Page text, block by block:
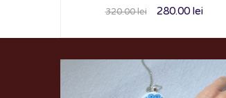
320.00lei 280.00 lei